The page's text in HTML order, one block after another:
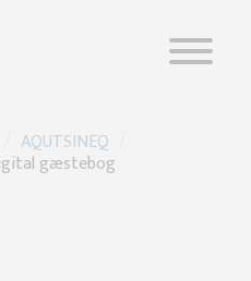
AQUTSINEQ
gæstebog